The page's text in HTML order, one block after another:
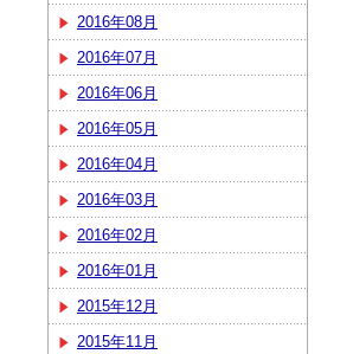
2016年08月
2016年07月
2016年06月
2016年05月
2016年04月
2016年03月
2016年02月
2016年01月
2015年12月
2015年11月